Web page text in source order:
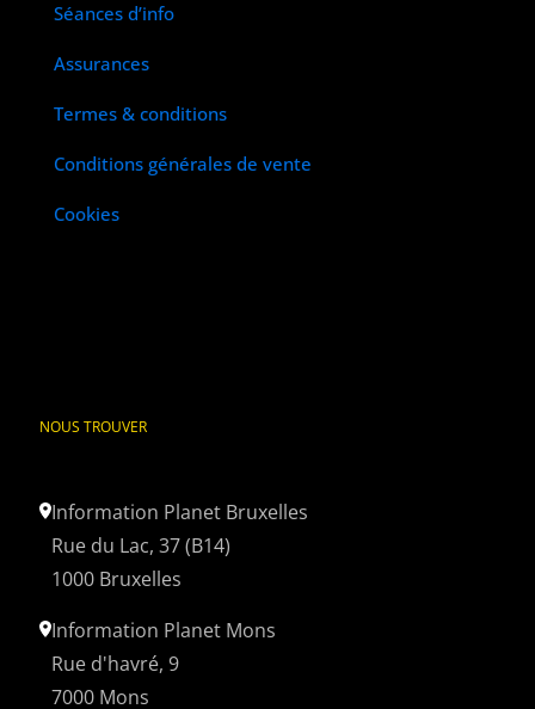
Séances d’info
Assurances
Termes & conditions
Conditions générales de vente
Cookies
NOUS TROUVER
Information Planet Bruxelles
Rue du Lac, 37 (B14)
1000 Bruxelles
Information Planet Mons
Rue d'havré, 9
7000 Mons